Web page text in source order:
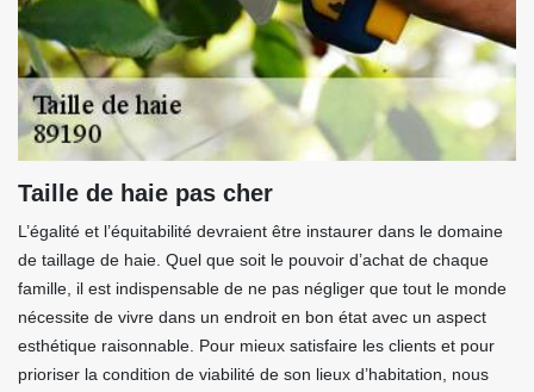
Taille de haie pas cher
L’égalité et l’équitabilité devraient être instaurer dans le domaine
de taillage de haie. Quel que soit le pouvoir d’achat de chaque
famille, il est indispensable de ne pas négliger que tout le monde
nécessite de vivre dans un endroit en bon état avec un aspect
esthétique raisonnable. Pour mieux satisfaire les clients et pour
prioriser la condition de viabilité de son lieux d’habitation, nous